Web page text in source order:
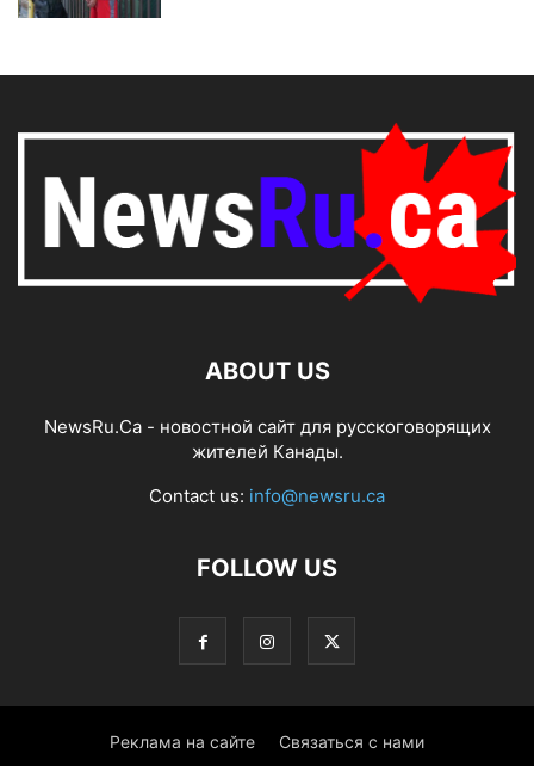
ABOUT US
NewsRu.Ca - новостной сайт для русскоговорящих
жителей Канады.
Contact us: info@newsru.ca
FOLLOW US
Реклама на сайте Связаться с нами